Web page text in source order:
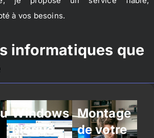
à vos besoins.
informatiques que
Windows
bloqué
Montage
de votre